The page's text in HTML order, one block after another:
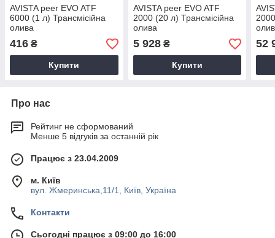
AVISTA peer EVO ATF
6000 (1 л) Трансмісійна
олива
416 ₴
Купити
AVISTA peer EVO ATF
2000 (20 л) Трансмісійна
олива
5 928₴
Купити
52
Про нас
Рейтинг не сформований
Менше 5 відгуків за останній рік
Працює з 23.04.2009
м. Київ
вул. Жмеринська,11/1, Київ, Україна
Контакти
Сьогодні працює з 09:00 до 16:00